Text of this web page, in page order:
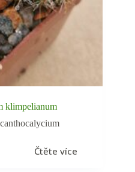
klimpelianum
Čtěte více